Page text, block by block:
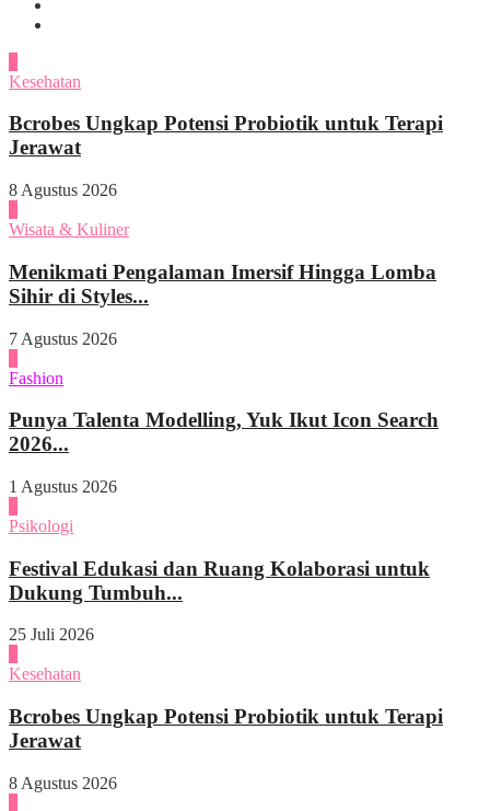
Kesehatan
Bcrobes Ungkap Potensi Probiotik untuk Terapi
Jerawat
8 Agustus 2026
Wisata & Kuliner
Menikmati Pengalaman Imersif Hingga Lomba
Sihir di Styles...
7 Agustus 2026
Fashion
Punya Talenta Modelling, Yuk Ikut Icon Search
2026...
1 Agustus 2026
Psikologi
Festival Edukasi dan Ruang Kolaborasi untuk
Dukung Tumbuh...
25 Juli 2026
Kesehatan
Bcrobes Ungkap Potensi Probiotik untuk Terapi
Jerawat
8 Agustus 2026